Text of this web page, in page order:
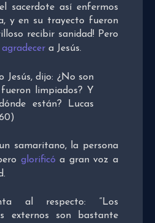
sacerdote así enfermos
y en su trayecto fueron
recibir sanidad! Pero
agradecer a Jesús.
Jesús, dijo: ¿No son
limpiados? Y
están? Lucas
samaritano, la persona
glorificóa gran voz a
al respecto: “Los
externos son bastante